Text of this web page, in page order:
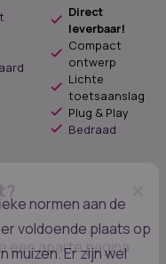
Direct
leverbaar!
Compact
ontwerp
Lichte
toetsaanslag
Plug & Play
Bedraad
normen aan de
voldoende plaats op
muizen. Er zijn wel
×